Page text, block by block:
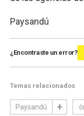
Paysandú
¿Encontraste un error?
Temas relacionados
Paysandú